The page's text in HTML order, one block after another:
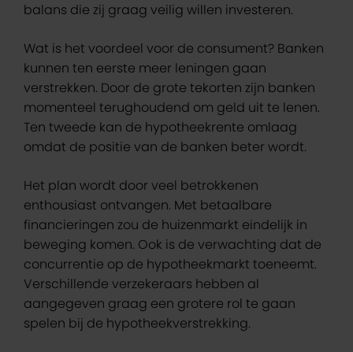
balans die zij graag veilig willen investeren.
Wat is het voordeel voor de consument? Banken
kunnen ten eerste meer leningen gaan
verstrekken. Door de grote tekorten zijn banken
momenteel terughoudend om geld uit te lenen.
Ten tweede kan de hypotheekrente omlaag
omdat de positie van de banken beter wordt.
Het plan wordt door veel betrokkenen
enthousiast ontvangen. Met betaalbare
financieringen zou de huizenmarkt eindelijk in
beweging komen. Ook is de verwachting dat de
concurrentie op de hypotheekmarkt toeneemt.
Verschillende verzekeraars hebben al
aangegeven graag een grotere rol te gaan
spelen bij de hypotheekverstrekking.